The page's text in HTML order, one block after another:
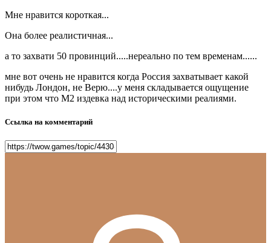
Мне нравится короткая...
Она более реалистичная...
а то захвати 50 провинций.....нереально по тем временам......
мне вот очень не нравится когда Россия захватывает какой
нибудь Лондон, не Верю....у меня складывается ощущение
при этом что М2 издевка над историческими реалиями.
Ссылка на комментарий